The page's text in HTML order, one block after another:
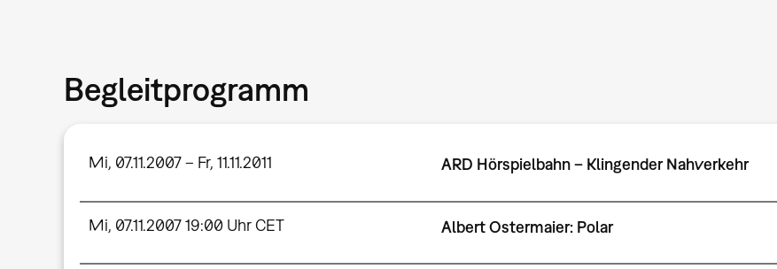
Begleitprogramm
Mi, 07.11.2007 – Fr, 11.11.2011 ARD Hörspielbahn – Klingender Nahverkehr
Mi, 07.11.2007 19:00 Uhr CET Albert Ostermaier: Polar